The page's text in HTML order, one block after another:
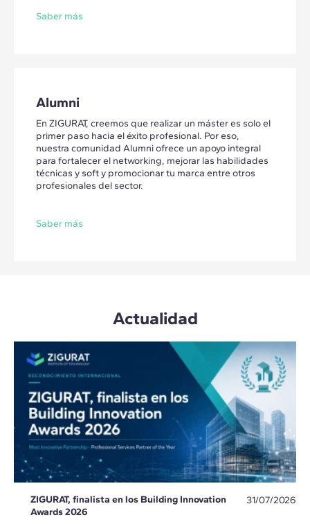
Saber más
Alumni
En ZIGURAT, creemos que realizar un máster es solo el
primer paso hacia el éxito profesional. Por eso,
nuestra comunidad Alumni ofrece un apoyo integral
para fortalecer el networking, mejorar las habilidades
técnicas y soft y promocionar tu marca entre otros
profesionales del sector.
Saber más
Actualidad
ZIGURAT, finalista en los Building Innovation
Awards 2026
31/07/2026